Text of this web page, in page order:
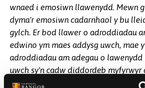
wnaed i emosiwn llawenydd. Mewn
dyma'r emosiwn cadarnhaol y bu
gylch. Er bod llawer o adroddiadau
edwino ym maes addysg uwch, mae
adroddiadau am adegau o lawenydd
uwch sy'n cadw diddordeb myfyrwyr
eu gwaith a’u hastudiaethau.